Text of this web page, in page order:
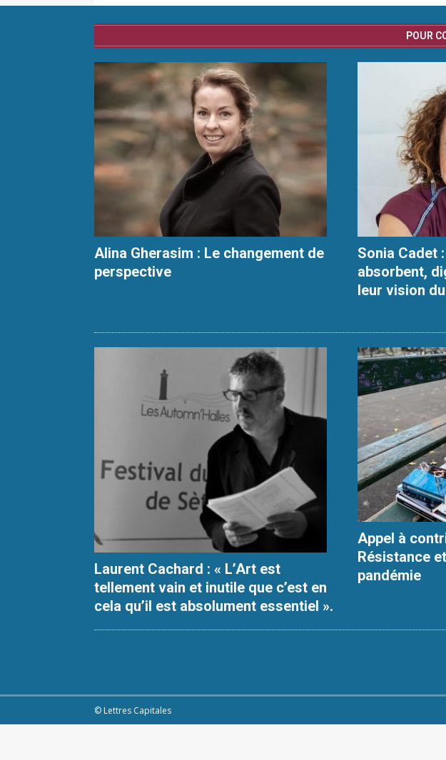
POUR
Alina Gherasim : Le changement de
perspective
Sonia Cadet
absorbent,
leur vision
Laurent Cachard : « L’Art est
tellement vain et inutile que c’est en
cela qu’il est absolument essentiel ».
Appel à
Résistance
pandémie
© Lettres Capitales